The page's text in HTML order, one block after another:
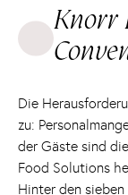
Knorr
Die
zu:
der Gäste sind
Food Solutions
Hinter den